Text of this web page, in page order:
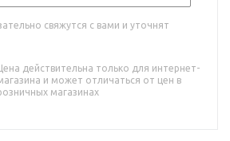
свяжутся с вами и уточнят
действительна только для интернет-
и может отличаться от цен в
магазинах